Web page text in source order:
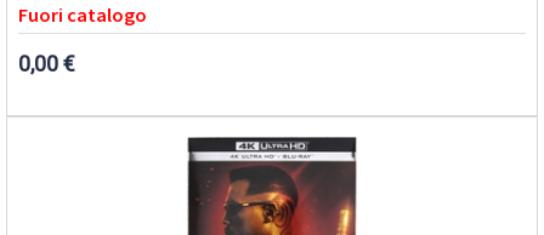
Fuori catalogo
0,00 €